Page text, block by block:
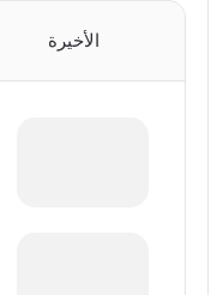
الأخيرة